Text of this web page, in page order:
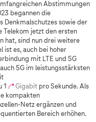
Abstimmungen
begannen die
Denkmalschutzes sowie der
Telekom jetzt den ersten
hat, sind nun drei weitere
ist es, auch bei hoher
mit LTE und 5G
5G im leistungsstärksten
1
Gigabit pro Sekunde. Als
kompakten
Netz ergänzen und
Bereich erhöhen.